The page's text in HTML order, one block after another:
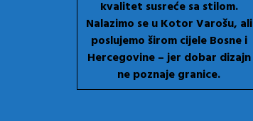
kvalitet susreće sa stilom.
Nalazimo se u Kotor Varošu, ali
poslujemo širom cijele Bosne i
Hercegovine – jer dobar dizajn
ne poznaje granice.